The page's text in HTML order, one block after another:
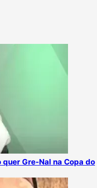
Gre-Nal na Copa do